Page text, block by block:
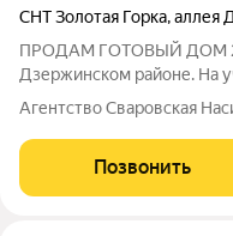
СНТ Золотая Горка,аллея Д
ПРОДАМ ГОТОВЫЙ ДОМ
Дзержинском районе. На
жилая,+крыльцо. Есть
По-договоренности
электромотора, котел
Агентство Сваровская
Позвонить